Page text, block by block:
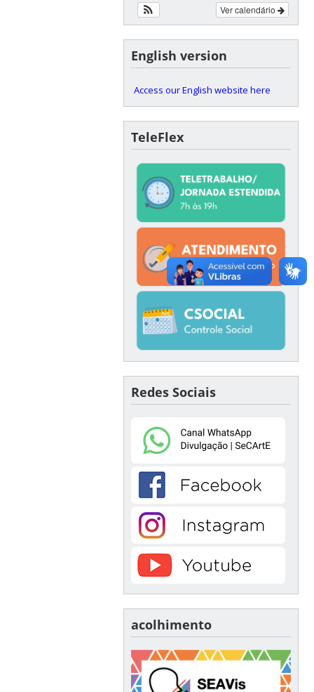
Ver calendário
English version
Access our English website here
TeleFlex
Redes Sociais
acolhimento